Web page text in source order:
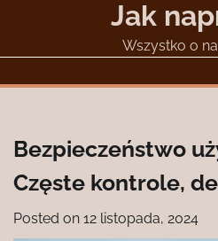
Jak
Wszystko o
Bezpieczeństwo
Częste kontrole,
Posted on 12 listopada, 2024